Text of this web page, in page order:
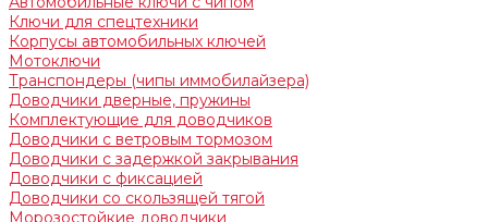
Ключи для спецтехники
Корпусы автомобильных ключей
Мотоключи
Транспондеры (чипы иммобилайзера)
Доводчики дверные, пружины
Комплектующие для доводчиков
Доводчики с ветровым тормозом
Доводчики с задержкой закрывания
Доводчики с фиксацией
Доводчики со скользящей тягой
Морозостойкие доводчики